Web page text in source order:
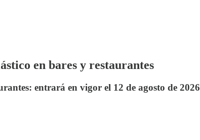
en bares y restaurantes
entrará en vigor el 12 de agosto de 2026